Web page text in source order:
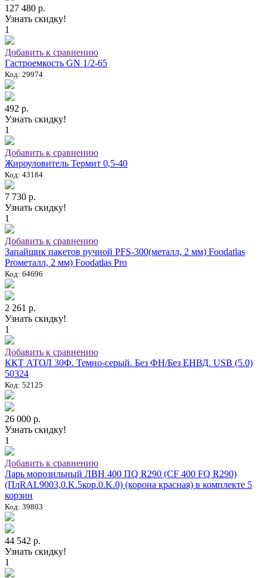
127 480 р.
Узнать скидку!
1
Добавить к сравнению
Гастроемкость GN 1/2-65
Код: 29974
492 р.
Узнать скидку!
1
Добавить к сравнению
Жироуловитель Термит 0,5-40
Код: 43184
7 730 р.
Узнать скидку!
1
Добавить к сравнению
Запайщик пакетов ручной PFS-300(металл, 2 мм) Foodatlas
Proметалл, 2 мм) Foodatlas Pro
Код: 64696
2 261 р.
Узнать скидку!
1
Добавить к сравнению
ККТ АТОЛ 30Ф. Темно-серый. Без ФН/Без ЕНВД. USB (5.0)
50324
Код: 52125
26 000 р.
Узнать скидку!
1
Добавить к сравнению
Ларь морозильный ЛВН 400 ПQ R290 (СF 400 FQ R290)
(ПлRAL9003,0.K.5кор.0.K.0) (корона красная) в комплекте 5
корзин
Код: 39803
44 542 р.
Узнать скидку!
1